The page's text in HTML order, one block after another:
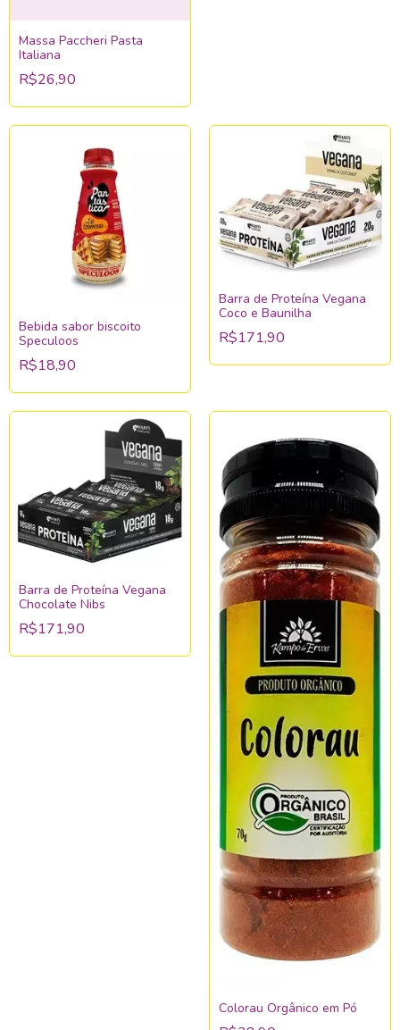
Massa Paccheri Pasta
Italiana
R$26,90
Bebida sabor biscoito
Speculoos
R$18,90
Barra de Proteína Vegana
Coco e Baunilha
R$171,90
Barra de Proteína Vegana
Chocolate Nibs
R$171,90
Colorau Orgânico em Pó